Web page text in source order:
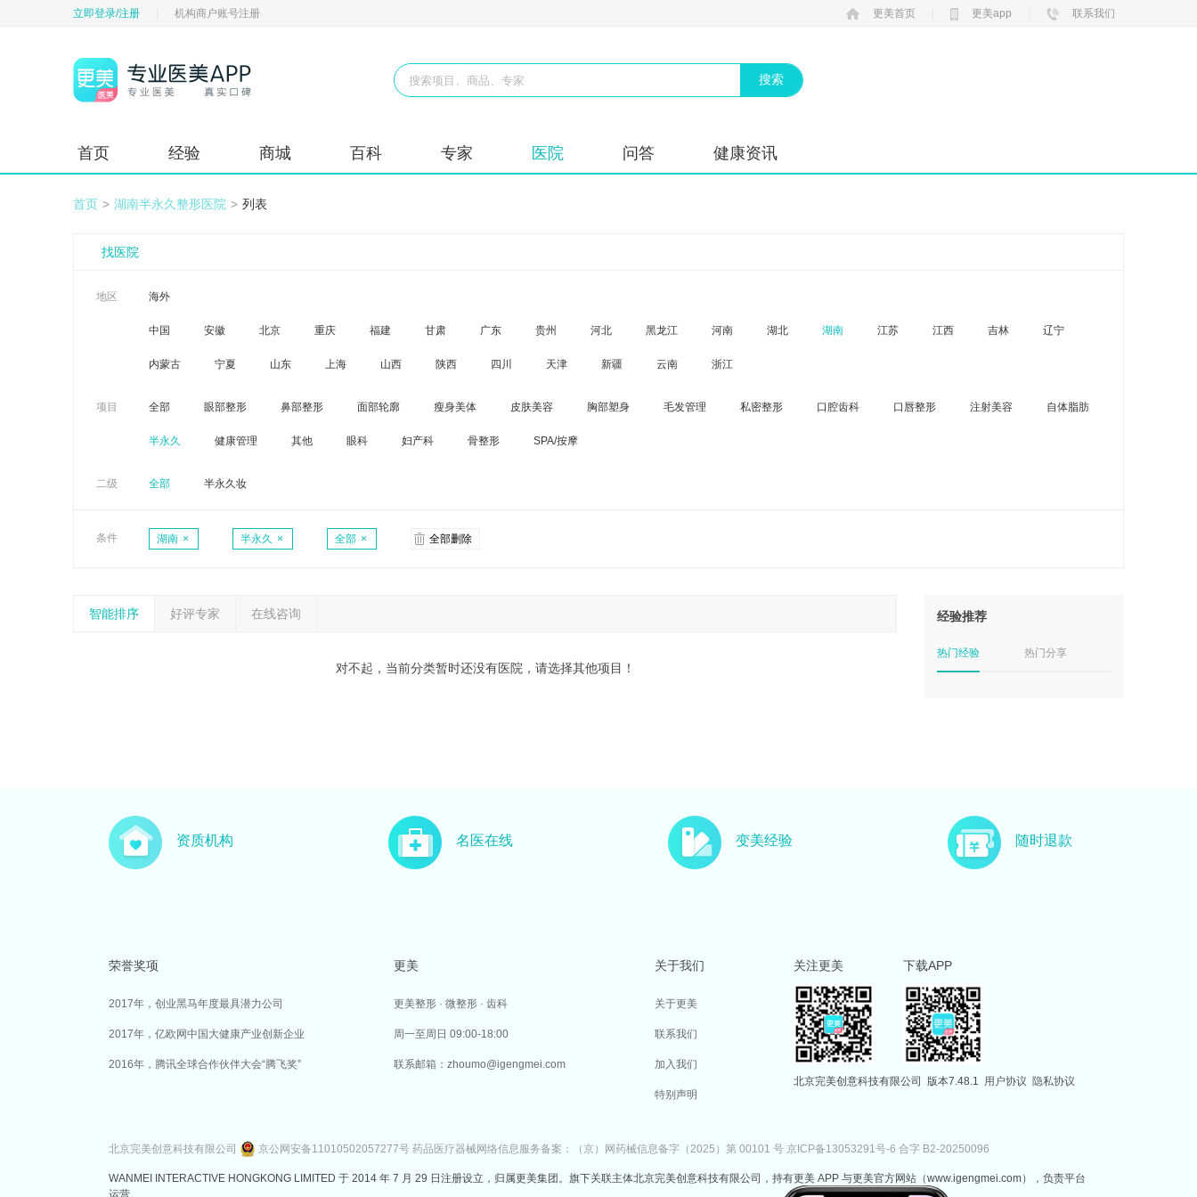
立即登录/注册 机构商户账号注册 更美首页 更美app 联系我们
首页 经验 商城 百科 专家 医院 问答 健康资讯
首页 > 湖南半永久整形医院 > 列表
找医院
地区 海外
中国 安徽 北京 重庆 福建 甘肃 广东 贵州 河北 黑龙江 河南 湖北 湖南 江苏 江西 吉林 辽宁
内蒙古 宁夏 山东 上海 山西 陕西 四川 天津 新疆 云南 浙江
项目 全部 眼部整形 鼻部整形 面部轮廓 瘦身美体 皮肤美容 胸部塑身 毛发管理 私密整形 口腔齿科 口唇整形 注射美容 自体脂肪
半永久 健康管理 其他 眼科 妇产科 骨整形 SPA/按摩
二级 全部 半永久妆
条件 湖南 × 半永久 × 全部 × 全部删除
智能排序 好评专家 在线咨询
对不起，当前分类暂时还没有医院，请选择其他项目！
经验推荐
热门经验 热门分享
资质机构 名医在线 变美经验 随时退款
荣誉奖项
2017年，创业黑马年度最具潜力公司
2017年，亿欧网中国大健康产业创新企业
2016年，腾讯全球合作伙伴大会“腾飞奖”
更美
更美整形 · 微整形 · 齿科
周一至周日 09:00-18:00
联系邮箱：zhoumo@igengmei.com
关于我们
关于更美
联系我们
加入我们
特别声明
关注更美 下载APP
北京完美创意科技有限公司 版本7.48.1 用户协议 隐私协议
北京完美创意科技有限公司 京公网安备11010502057277号 药品医疗器械网络信息服务备案：（京）网药械信息备字（2025）第 00101 号 京ICP备13053291号-6 合字 B2-20250096
WANMEI INTERACTIVE HONGKONG LIMITED 于 2014 年 7 月 29 日注册设立，归属更美集团。旗下关联主体北京完美创意科技有限公司，持有更美 APP 与更美官方网站（www.igengmei.com），负责平台
运营。